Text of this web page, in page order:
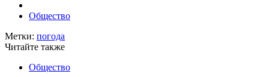
Общество
Метки: погода
Читайте также
Общество